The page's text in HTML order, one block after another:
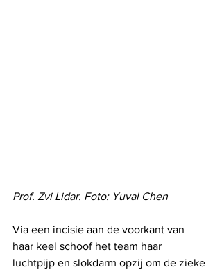
Prof. Zvi Lidar. Foto: Yuval Chen
Via een incisie aan de voorkant van
haar keel schoof het team haar
luchtpijp en slokdarm opzij om de zieke